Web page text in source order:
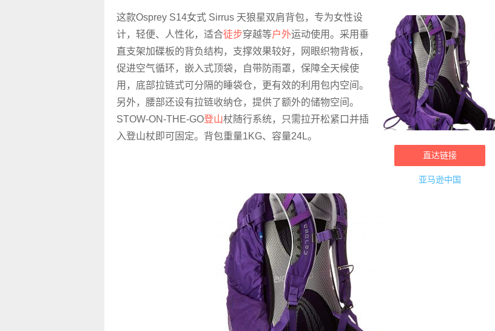
直达链接
亚马逊中国
这款Osprey S14女式 Sirrus 天狼星双肩背包，专为女性设
计，轻便、人性化，适合徒步穿越等户外运动使用。采用垂
直支架加碟板的背负结构，支撑效果较好，网眼织物背板，
促进空气循环，嵌入式顶袋，自带防雨罩，保障全天候使
用，底部拉链式可分隔的睡袋仓，更有效的利用包内空间。
另外，腰部还设有拉链收纳仓，提供了额外的储物空间。
STOW-ON-THE-GO登山杖随行系统，只需拉开松紧口并插
入登山杖即可固定。背包重量1KG、容量24L。